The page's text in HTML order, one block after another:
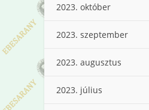
2023. október
2023. szeptember
2023. augusztus
2023. július